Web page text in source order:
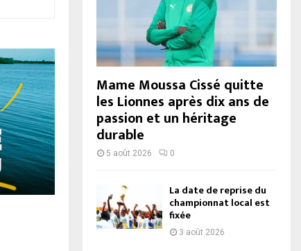
Mame Moussa Cissé quitte
les Lionnes après dix ans de
passion et un héritage
durable
5 août 2026 0
La date de reprise du
championnat local est
fixée
3 août 2026